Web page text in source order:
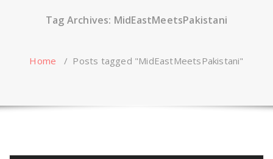
Tag Archives: MidEastMeetsPakistani
Home / Posts tagged "MidEastMeetsPakistani"